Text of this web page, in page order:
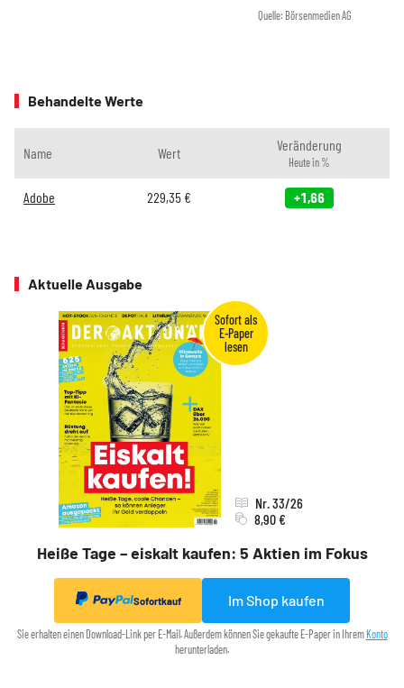
Quelle: Börsenmedien AG
Behandelte Werte
Name Wert Veränderung
Heute in %
Adobe 229,35 € +1,66
Aktuelle Ausgabe
Heiße Tage – eiskalt kaufen: 5 Aktien im Fokus
Nr. 33/26
8,90 €
Sofortkauf Im Shop kaufen
Sie erhalten einen Download-Link per E-Mail. Außerdem können Sie gekaufte E-Paper in Ihrem Konto
herunterladen.